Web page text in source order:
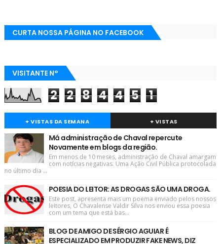
CURTA NOSSA PÁGINA NO FACEBOOK
VISITANTE N°
2 2 8 4 4 5 1
+ VISTAS DA SEMANA + VISTAS
Má administração de Chaval repercute
Novamente em blogs da região.
Em menos de 10 meses, administração de Chaval amargam
com notícias negativas. Uma Ação Civil Pública protocolada
no último dia ...
POESIA DO LEITOR: AS DROGAS SÃO UMA DROGA.
Este post, apresenta mais um poema enviado pelos nossos
leitores, O Chavalense Valdir Silva nos enviou essa poesia
com um tema que está bas...
BLOG DE AMIGO DE SÉRGIO AGUIAR É
ESPECIALIZADO EM PRODUZIR FAKE NEWS, DIZ